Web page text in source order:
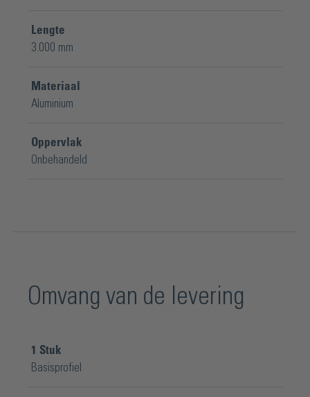
Lengte
3.000 mm
Materiaal
Aluminium
Oppervlak
Onbehandeld
Omvang van de levering
1 Stuk
Basisprofiel